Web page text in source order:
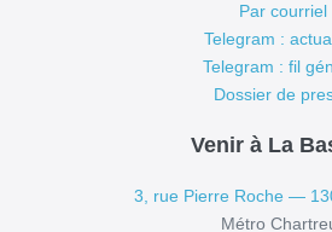
Par courriel
Telegram :
Telegram : fil
Dossier de
Venir à La
3, rue Pierre Roche —
Métro